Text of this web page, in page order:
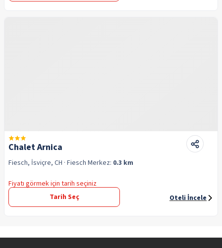
Chalet Arnica
Fiesch, İsviçre, CH · Fiesch Merkez: 0.3 km
Fiyatı görmek için tarih seçiniz
Tarih Seç
Oteli İncele